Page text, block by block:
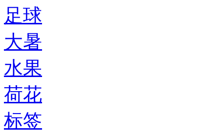
足球
大暑
水果
荷花
标签